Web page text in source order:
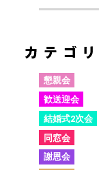
懇親会
歓送迎会
結婚式2次会
同窓会
謝恩会